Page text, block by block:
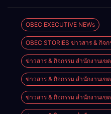
74 ปีการ
ศึกษา 2569
ศึกษา
ตำแหน่ง รอง
ผู้อำนวยการ
สถานศึกษา
OBEC EXECUTIVE NEWs
OBEC STORIES ข่าวสาร & กิจ
ข่าวสาร & กิจกรรม สำนักงานเ
ข่าวสาร & กิจกรรม สำนักงานเ
ข่าวสาร & กิจกรรม สำนักงานเ